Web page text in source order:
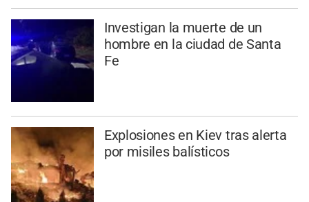
Investigan la muerte de un
hombre en la ciudad de Santa
Fe
Explosiones en Kiev tras alerta
por misiles balísticos